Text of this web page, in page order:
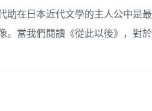
助在日本近代文學的主人公中是
。當我們閱讀《從此以後》，對